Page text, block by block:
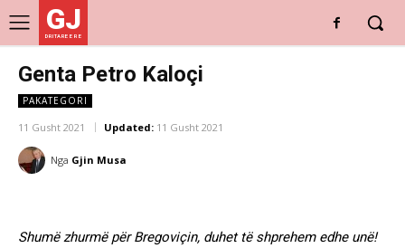
GJ
DRITARE E RE
Genta Petro Kaloçi
PAKATEGORI
11 Gusht 2021 Updated: 11 Gusht 2021
Nga Gjin Musa
Shumë zhurmë për Bregoviçin, duhet të shprehem edhe unë!